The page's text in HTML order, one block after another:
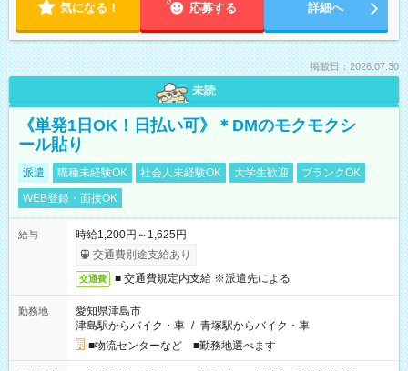
気になる！ 応募する 詳細へ
掲載日：2026.07.30
未読
《単発1日OK！日払い可》＊DMのモクモクシ
ール貼り
派遣 職種未経験OK 社会人未経験OK 大学生歓迎
ブランクOK
WEB登録・面接OK
給与
時給1,200円～1,625円
交通費別途支給あり
交通費 ■ 交通費規定内支給 ※派遣先による
勤務地
愛知県津島市
津島駅からバイク・車 / 青塚駅からバイク・車
■物流センターなど ■勤務地選べます